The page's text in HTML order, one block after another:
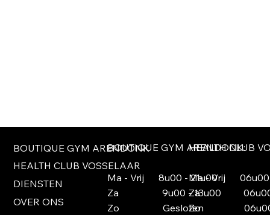
BOUTIQUE GYM ARENDONK
HEALTH CLUB VOSSELAAR
DIENSTEN
OVER ONS
BOUTIQUE GYM ARENDONK:
Ma - Vrij 8u00 - 21u00
Za 9u00 - 13u00
Zo Gesloten
HEALTH CLUB
Ma - Vrij 06u00
Za 06u00 -
Zo 06u00-